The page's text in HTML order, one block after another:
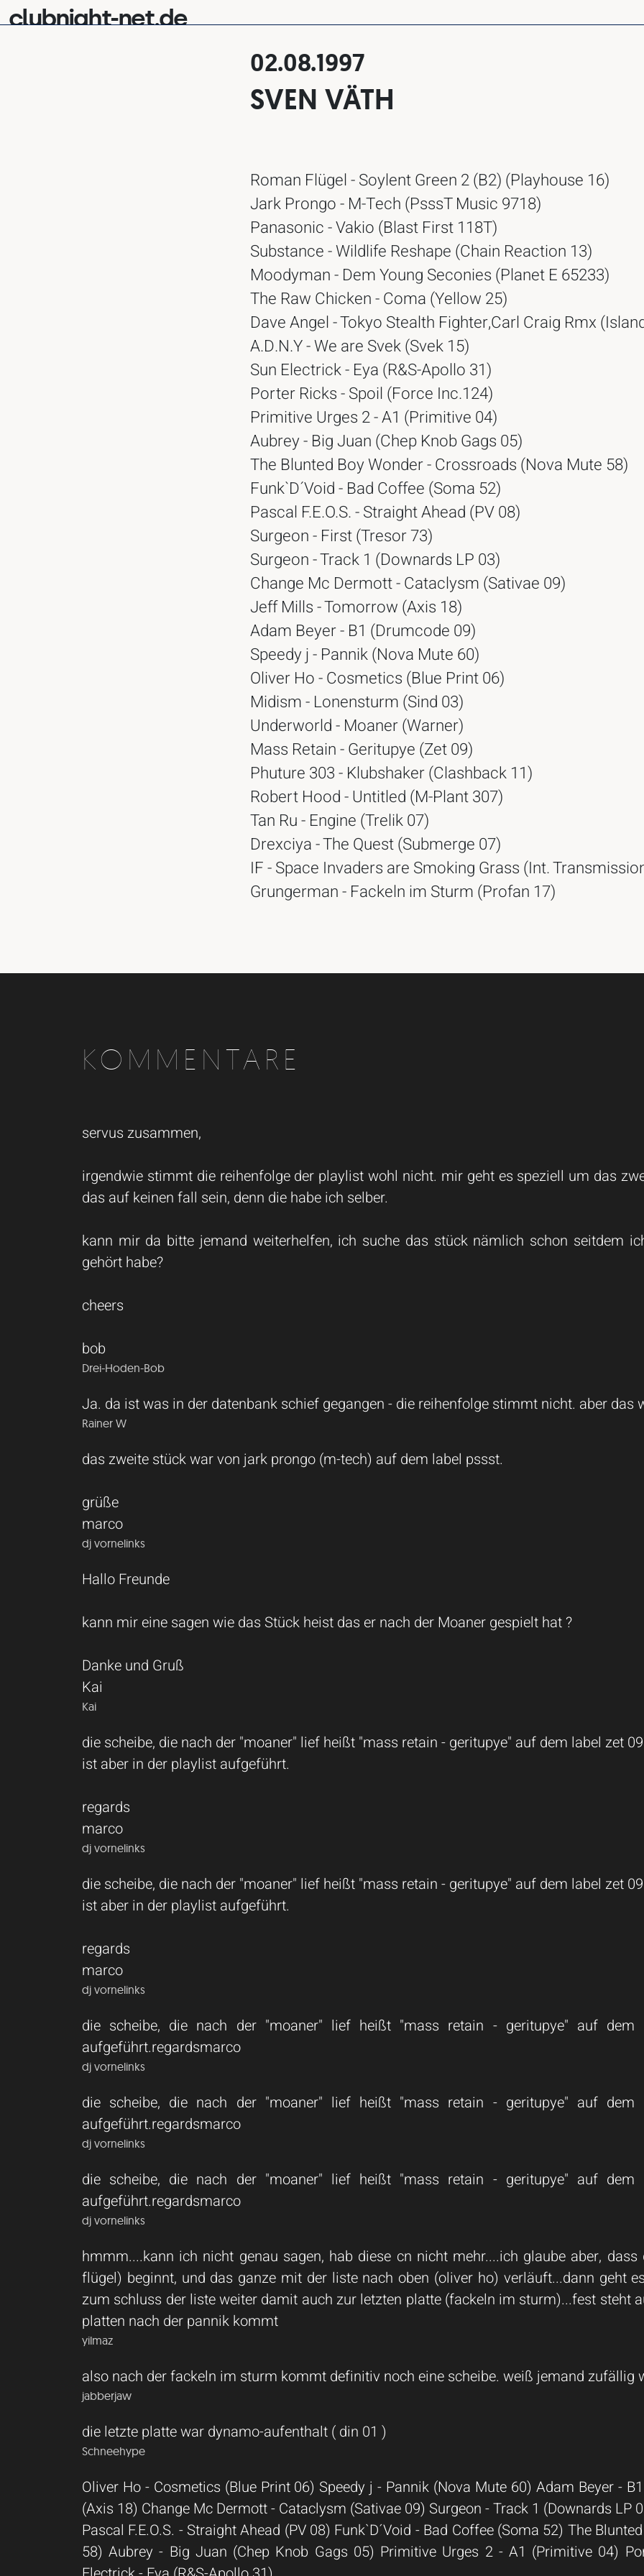
clubnight-net.de
02.08.1997
SVEN VÄTH
Roman Flügel - Soylent Green 2 (B2) (Playhouse 16)
Jark Prongo - M-Tech (PsssT Music 9718)
Panasonic - Vakio (Blast First 118T)
Substance - Wildlife Reshape (Chain Reaction 13)
Moodyman - Dem Young Seconies (Planet E 65233)
The Raw Chicken - Coma (Yellow 25)
Dave Angel - Tokyo Stealth Fighter,Carl Craig Rmx
A.D.N.Y - We are Svek (Svek 15)
Sun Electrick - Eya (R&S-Apollo 31)
Porter Ricks - Spoil (Force Inc.124)
Primitive Urges 2 - A1 (Primitive 04)
Aubrey - Big Juan (Chep Knob Gags 05)
The Blunted Boy Wonder - Crossroads (Nova Mute 58)
Funk`D´Void - Bad Coffee (Soma 52)
Pascal F.E.O.S. - Straight Ahead (PV 08)
Surgeon - First (Tresor 73)
Surgeon - Track 1 (Downards LP 03)
Change Mc Dermott - Cataclysm (Sativae 09)
Jeff Mills - Tomorrow (Axis 18)
Adam Beyer - B1 (Drumcode 09)
Speedy j - Pannik (Nova Mute 60)
Oliver Ho - Cosmetics (Blue Print 06)
Midism - Lonensturm (Sind 03)
Underworld - Moaner (Warner)
Mass Retain - Geritupye (Zet 09)
Phuture 303 - Klubshaker (Clashback 11)
Robert Hood - Untitled (M-Plant 307)
Tan Ru - Engine (Trelik 07)
Drexciya - The Quest (Submerge 07)
IF - Space Invaders are Smoking Grass (Int.
Grungerman - Fackeln im Sturm (Profan 17)
KOMMENTARE
servus zusammen,
irgendwie stimmt die reihenfolge der playlist wohl nicht. mir geht es speziell um das
das auf keinen fall sein, denn die habe ich selber.
kann mir da bitte jemand weiterhelfen, ich suche das stück nämlich schon seitdem
gehört habe?
cheers
bob
Drei-Hoden-Bob
Ja. da ist was in der datenbank schief gegangen - die reihenfolge stimmt nicht. aber das
Rainer W
das zweite stück war von jark prongo (m-tech) auf dem label pssst.
grüße
marco
dj vornelinks
Hallo Freunde
kann mir eine sagen wie das Stück heist das er nach der Moaner gespielt hat ?
Danke und Gruß
Kai
Kai
die scheibe, die nach der "moaner" lief heißt "mass retain - geritupye" auf dem label zet
ist aber in der playlist aufgeführt.
regards
marco
dj vornelinks
die scheibe, die nach der "moaner" lief heißt "mass retain - geritupye" auf dem label zet
ist aber in der playlist aufgeführt.
regards
marco
dj vornelinks
die scheibe, die nach der "moaner" lief heißt "mass retain - geritupye" auf
aufgeführt.regardsmarco
dj vornelinks
die scheibe, die nach der "moaner" lief heißt "mass retain - geritupye" auf
aufgeführt.regardsmarco
dj vornelinks
die scheibe, die nach der "moaner" lief heißt "mass retain - geritupye" auf
aufgeführt.regardsmarco
dj vornelinks
hmmm....kann ich nicht genau sagen, hab diese cn nicht mehr....ich glaube aber,
flügel) beginnt, und das ganze mit der liste nach oben (oliver ho) verläuft...dann geht
zum schluss der liste weiter damit auch zur letzten platte (fackeln im sturm)...fest steht
platten nach der pannik kommt
yilmaz
also nach der fackeln im sturm kommt definitiv noch eine scheibe. weiß jemand zufällig
jabberjaw
die letzte platte war dynamo-aufenthalt ( din 01 )
Schneehype
Oliver Ho - Cosmetics (Blue Print 06) Speedy j - Pannik (Nova Mute 60) Adam Beyer -
(Axis 18) Change Mc Dermott - Cataclysm (Sativae 09) Surgeon - Track 1 (Downards LP
Pascal F.E.O.S. - Straight Ahead (PV 08) Funk`D´Void - Bad Coffee (Soma 52) The
58) Aubrey - Big Juan (Chep Knob Gags 05) Primitive Urges 2 - A1 (Primitive 04)